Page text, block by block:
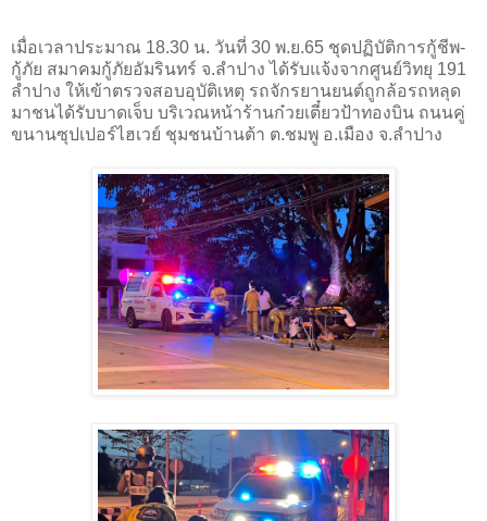
เมื่อเวลาประมาณ 18.30 น. วันที่ 30 พ.ย.65 ชุดปฏิบัติการกู้ชีพ-
กู้ภัย สมาคมกู้ภัยอัมรินทร์ จ.ลำปาง ได้รับแจ้งจากศูนย์วิทยุ 191
ลำปาง ให้เข้าตรวจสอบอุบัติเหตุ รถจักรยานยนต์ถูกล้อรถหลุด
มาชนได้รับบาดเจ็บ บริเวณหน้าร้านก๋วยเตี๋ยวป้าทองบิน ถนนคู่
ขนานซุปเปอร์ไฮเวย์ ชุมชนบ้านต้า ต.ชมพู อ.เมือง จ.ลำปาง